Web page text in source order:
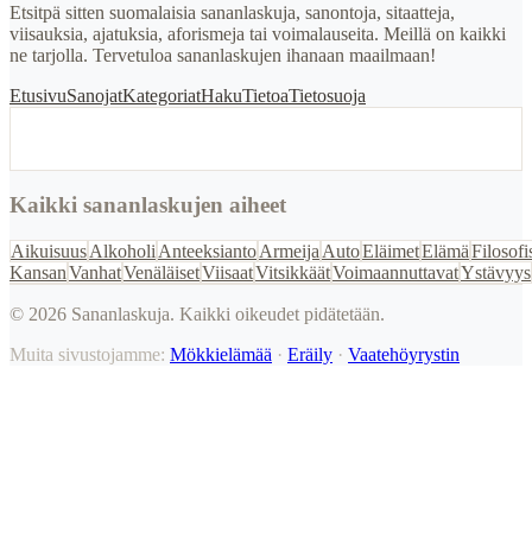
Etsitpä sitten suomalaisia sananlaskuja, sanontoja, sitaatteja,
viisauksia, ajatuksia, aforismeja tai voimalauseita. Meillä on kaikki
ne tarjolla. Tervetuloa sananlaskujen ihanaan maailmaan!
EtusivuSanojatKategoriatHakuTietoaTietosuoja
Kaikki sananlaskujen aiheet
AikuisuusAlkoholi AnteeksiantoArmeija AutoEläimetElämä
KansanVanhatVenäläisetViisaatVitsikkäätVoimaannuttavatYstävyys
© 2026 Sananlaskuja. Kaikki oikeudet pidätetään.
Muita sivustojamme: Mökkielämää · Eräily · Vaatehöyrystin